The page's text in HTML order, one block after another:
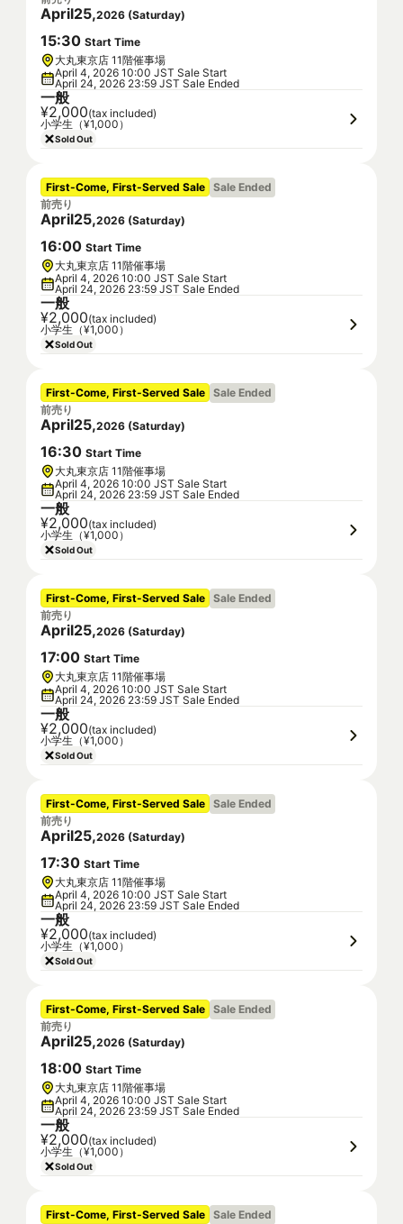
April25,2026 (Saturday)
15:30 Start Time
大丸東京店 11階催事場
April 4, 2026 10:00 JST Sale Start
April 24, 2026 23:59 JST Sale Ended
一般
¥2,000(tax included)
小学生（¥1,000）
Sold Out
First-Come, First-Served Sale Sale Ended
前売り
April25,2026 (Saturday)
16:00 Start Time
大丸東京店 11階催事場
April 4, 2026 10:00 JST Sale Start
April 24, 2026 23:59 JST Sale Ended
一般
¥2,000(tax included)
小学生（¥1,000）
Sold Out
First-Come, First-Served Sale Sale Ended
前売り
April25,2026 (Saturday)
16:30 Start Time
大丸東京店 11階催事場
April 4, 2026 10:00 JST Sale Start
April 24, 2026 23:59 JST Sale Ended
一般
¥2,000(tax included)
小学生（¥1,000）
Sold Out
First-Come, First-Served Sale Sale Ended
前売り
April25,2026 (Saturday)
17:00 Start Time
大丸東京店 11階催事場
April 4, 2026 10:00 JST Sale Start
April 24, 2026 23:59 JST Sale Ended
一般
¥2,000(tax included)
小学生（¥1,000）
Sold Out
First-Come, First-Served Sale Sale Ended
前売り
April25,2026 (Saturday)
17:30 Start Time
大丸東京店 11階催事場
April 4, 2026 10:00 JST Sale Start
April 24, 2026 23:59 JST Sale Ended
一般
¥2,000(tax included)
小学生（¥1,000）
Sold Out
First-Come, First-Served Sale Sale Ended
前売り
April25,2026 (Saturday)
18:00 Start Time
大丸東京店 11階催事場
April 4, 2026 10:00 JST Sale Start
April 24, 2026 23:59 JST Sale Ended
一般
¥2,000(tax included)
小学生（¥1,000）
Sold Out
First-Come, First-Served Sale Sale Ended